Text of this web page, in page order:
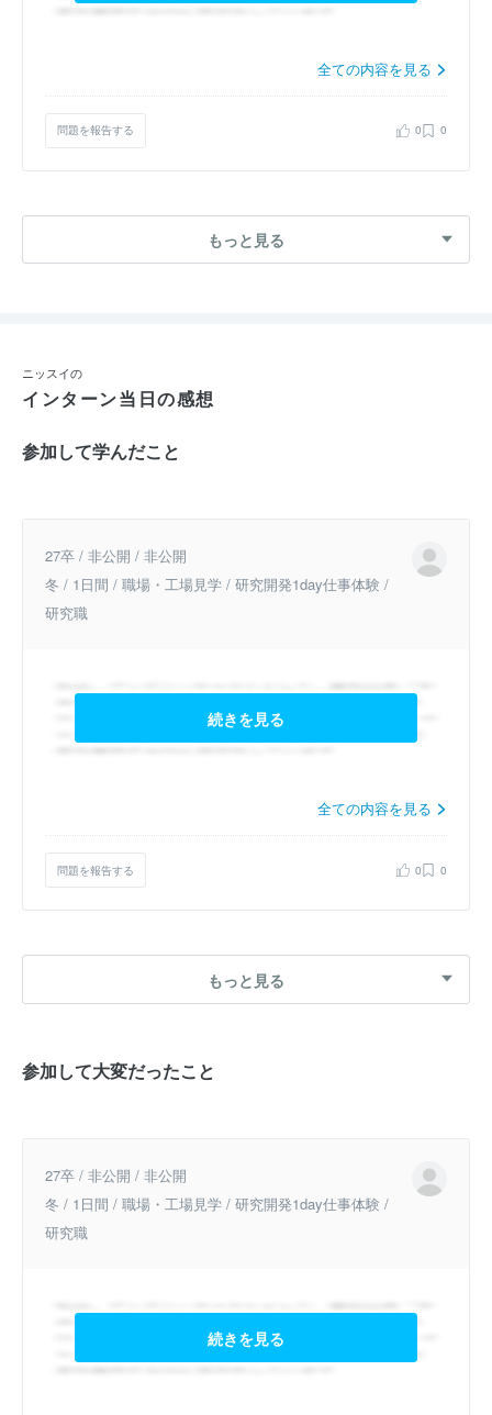
全ての内容を見る
問題を報告する 0 0
もっと見る
ニッスイの
インターン当日の感想
参加して学んだこと
27卒 / 非公開 / 非公開
冬 / 1日間 / 職場・工場見学 / 研究開発1day仕事体験 /
研究職
続きを見る
全ての内容を見る
問題を報告する 0 0
もっと見る
参加して大変だったこと
27卒 / 非公開 / 非公開
冬 / 1日間 / 職場・工場見学 / 研究開発1day仕事体験 /
研究職
続きを見る